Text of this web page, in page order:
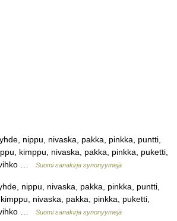
nippu, nivaska, pakka, pinkka, puntti,
kimppu, nivaska, pakka, pinkka, puketti,
vihko …
Suomi sanakirja synonyymejä
nippu, nivaska, pakka, pinkka, puntti,
nivaska, pakka, pinkka, puketti,
vihko …
Suomi sanakirja synonyymejä